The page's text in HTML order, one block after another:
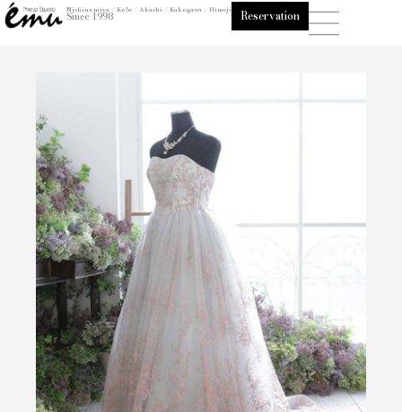
内
容
Nishinomiya / Kobe / Akashi / Kakogawa / Himeji
Since 1998 Reservation